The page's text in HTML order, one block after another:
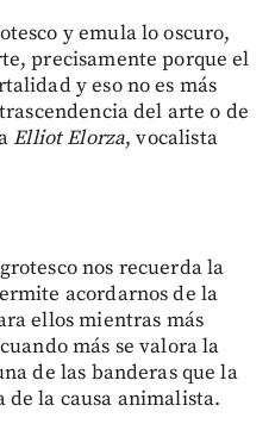
y emula lo oscuro,
precisamente porque el
y eso no es más
del arte o de
Elliot Elorza, vocalista
nos recuerda la
acordarnos de la
ellos mientras más
más se valora la
de las banderas que la
de la causa animalista.